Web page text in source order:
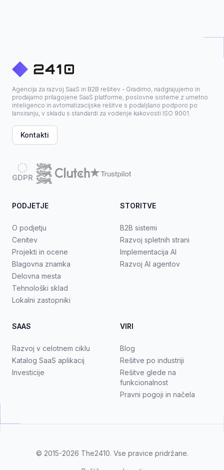
Agencija za razvoj SaaS in B2B rešitev - Gradimo, nadgrajujemo in
prodajamo prilagojene SaaS platforme, poslovne sisteme z umetno
inteligenco in avtomatizacijske rešitve s podaljšano podporo po
lansiranju, v skladu s standardi za vodenje kakovosti ISO 9001.
Kontakti
GDPR
PODJETJE
O podjetju
Cenitev
Projekti in ocene
Blagovna znamka
Delovna mesta
Tehnološki sklad
Lokalni zastopniki
STORITVE
B2B sistemi
Razvoj spletnih strani
Implementacija AI
Razvoj AI agentov
SAAS
Razvoj v celotnem ciklu
Katalog SaaS aplikacij
Investicije
VIRI
Blog
Rešitve po industriji
Rešitve glede na
funkcionalnost
Pravni pogoji in načela
© 2015-2026 The2410. Vse pravice pridržane.